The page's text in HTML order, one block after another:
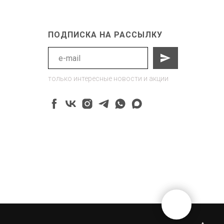
ПОДПИСКА НА РАССЫЛКУ
только интересные новости и акции